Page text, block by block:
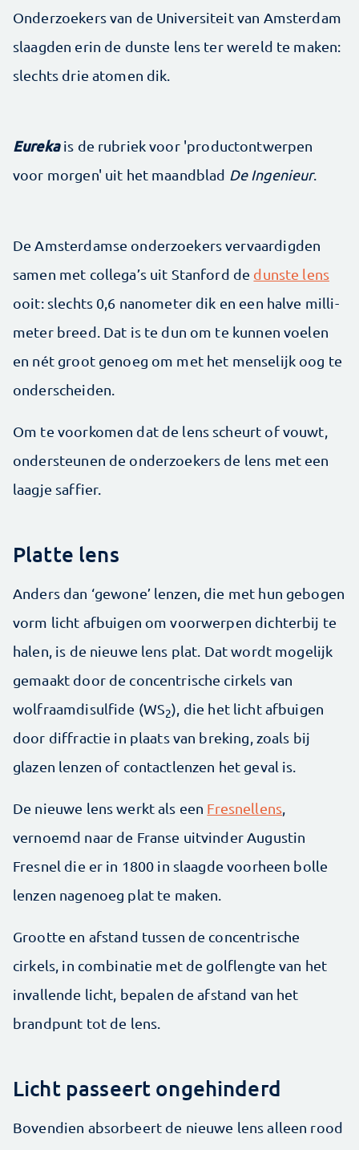
Onderzoekers van de Universiteit van Amsterdam
slaagden erin de dunste lens ter wereld te maken:
slechts drie atomen dik.
Eurekais de rubriek voor 'productontwerpen
voor morgen' uit het maandblad De Ingenieur.
De Amster­damse onderzoekers vervaardigden
samen met collega’s uit Stanford de dunste lens
ooit: slechts 0,6 nanometer dik en een halve milli­
meter breed. Dat is te dun om te kunnen voelen
en nét groot genoeg om met het menselijk oog te
onderscheiden.
Om te voorkomen dat de lens scheurt of vouwt,
ondersteunen de onderzoekers de lens met een
laagje saffier.
Platte lens
Anders dan ‘gewone’ lenzen, die met hun gebogen
vorm licht afbuigen om voorwerpen dichterbij te
halen, is de nieuwe lens plat. Dat wordt mogelijk
gemaakt door de concentrische cirkels van
wolfraamdisulfide (WS2), die het licht afbuigen
door diffractie in plaats van breking, zoals bij
glazen lenzen of contactlenzen het geval is.
De nieuwe lens werkt als een Fresnellens
vernoemd naar de Franse uitvinder Augustin
Fresnel die er in 1800 in slaagde voorheen bolle
lenzen nagenoeg plat te maken.
Grootte en afstand tussen de concentrische
cirkels, in combinatie met de golflengte van het
invallende licht, bepalen de afstand van het
brandpunt tot de lens.
Licht passeert ongehinderd
Bovendien absorbeert de nieuwe lens alleen rood